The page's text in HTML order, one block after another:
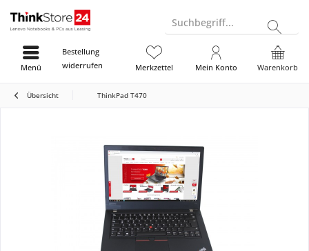
Suchbegriff...
Bestellung
widerrufen
Warenkorb
Merkzettel Mein Konto
Menü
Übersicht ThinkPad T470